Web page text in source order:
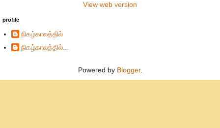
View web version
profile
நிகழ்காலத்தில்
நிகழ்காலத்தில்...
Powered by Blogger.